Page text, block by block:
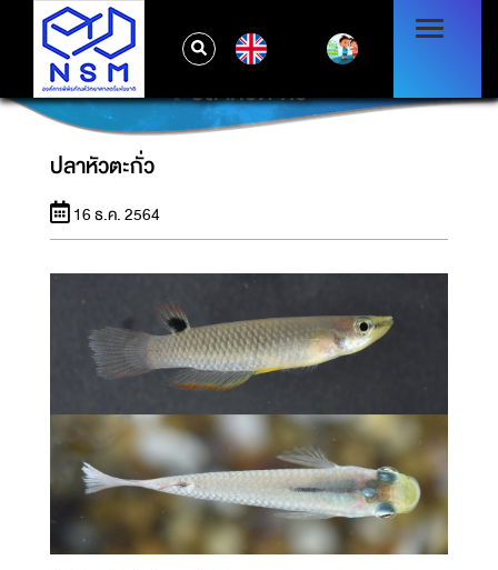
ปลาหัวตะกั่ว
ปลาหัวตะกั่ว
16 ธ.ค. 2564